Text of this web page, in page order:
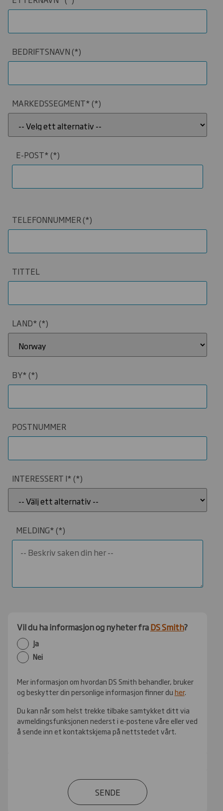
BEDRIFTSNAVN
MARKEDSSEGMENT*
E-POST*
TELEFONNUMMER
TITTEL
LAND*
BY*
POSTNUMMER
INTERESSERT I*
MELDING*
Vil du ha informasjon og nyheter fraDS Smith?
Ja
Nei
Mer informasjon om hvordan DS Smith behandler, bruker
og beskytter din personlige informasjon finner duher.
Du kan når som helst trekke tilbake samtykket ditt via
avmeldingsfunksjonen nederst i e-postene våre eller ved
å sende inn et kontaktskjema på nettstedet vårt.
SENDE